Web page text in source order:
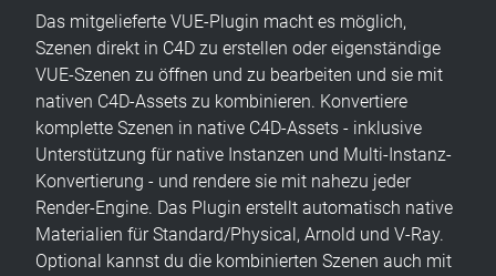
Das mitgelieferte VUE-Plugin macht es möglich,
Szenen direkt in C4D zu erstellen oder eigenständige
VUE-Szenen zu öffnen und zu bearbeiten und sie mit
nativen C4D-Assets zu kombinieren. Konvertiere
komplette Szenen in native C4D-Assets - inklusive
Unterstützung für native Instanzen und Multi-Instanz-
Konvertierung - und rendere sie mit nahezu jeder
Render-Engine. Das Plugin erstellt automatisch native
Materialien für Standard/Physical, Arnold und V-Ray.
Optional kannst du die kombinierten Szenen auch mit